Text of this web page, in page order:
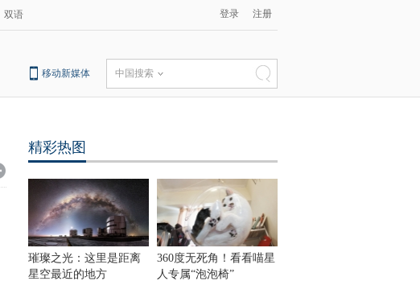
双语 登录 注册
移动新媒体 中国搜索
精彩热图
璀璨之光：这里是距离
星空最近的地方
360度无死角！看看喵星
人专属“泡泡椅”